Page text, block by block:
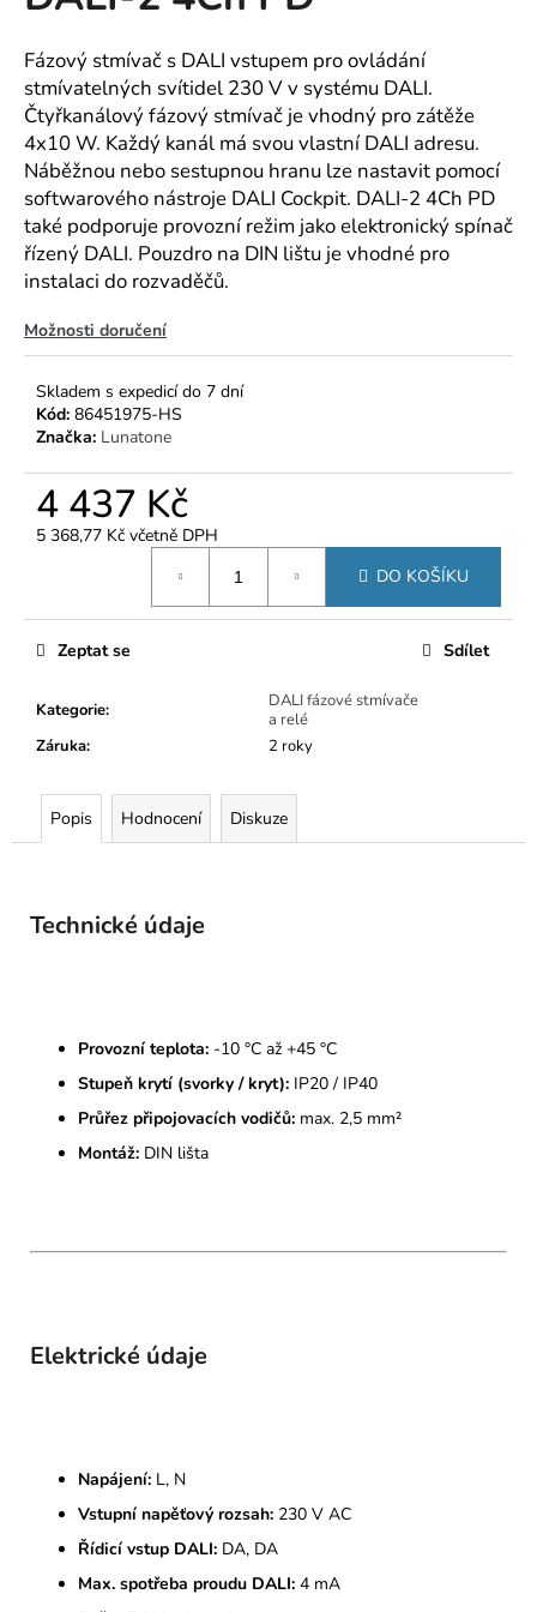
z
5
hvězdiček.
Fázový stmívač s DALI vstupem pro ovládání
stmívatelných svítidel 230 V v systému DALI.
Čtyřkanálový fázový stmívač je vhodný pro zátěže
4x10 W. Každý kanál má svou vlastní DALI adresu.
Náběžnou nebo sestupnou hranu lze nastavit pomocí
softwarového nástroje DALI Cockpit. DALI-2 4Ch PD
také podporuje provozní režim jako elektronický spínač
řízený DALI. Pouzdro na DIN lištu je vhodné pro
instalaci do rozvaděčů.
Možnosti doručení
Skladem s expedicí do 7 dní
Kód: 86451975-HS
Značka: Lunatone
4 437 Kč
5 368,77 Kč včetně DPH
DO KOŠÍKU
Kategorie:
DALI fázové stmívače
a relé
Záruka: 2 roky
Zeptat se Sdílet
Popis Hodnocení Diskuze
Technické údaje
Provozní teplota: -10 °C až +45 °C
Stupeň krytí (svorky / kryt): IP20 / IP40
Průřez připojovacích vodičů: max. 2,5 mm²
Montáž: DIN lišta
Elektrické údaje
Napájení: L, N
Vstupní napěťový rozsah: 230 V AC
Řídicí vstup DALI: DA, DA
Max. spotřeba proudu DALI: 4 mA
j
í
t
?
HLEDAT
D
o
p
u
e
m